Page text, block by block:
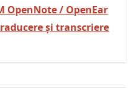
OpenNote / OpenEar
și transcriere